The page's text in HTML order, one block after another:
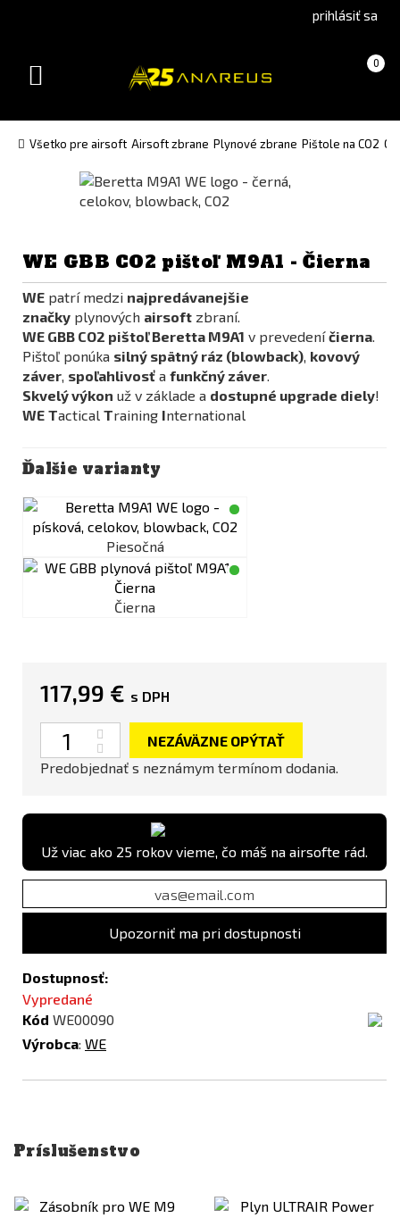
(Czech)version
prihlásiť sa
Košík 0
(prázdny)
Toggle
Všetko pre airsoft Airsoft zbrane Plynové zbrane Pištole na CO2
WE GBB CO2 pištoľ M9A1 - Čierna
WE patrí medzi najpredávanejšie
značky plynových airsoft zbraní.
WE GBB CO2 pištoľ Beretta M9A1 v prevedeníčierna.
Pištoľ ponúka silný spätný ráz (blowback), kovový
záver, spoľahlivosť a funkčný záver.
Skvelý výkon už v základe a dostupné upgrade diely!
WE Tactical Training International
Ďalšie varianty
Piesočná
Čierna
117,99 € s DPH
Množstvo
NEZÁVÄZNE OPÝTAŤ
Predobjednať s neznámym termínom dodania.
Už viac ako 25 rokov vieme, čo máš na airsofte rád.
Upozorniť ma pri dostupnosti
Dostupnosť:
Vypredané
Kód WE00090
Výrobca: WE
Príslušenstvo